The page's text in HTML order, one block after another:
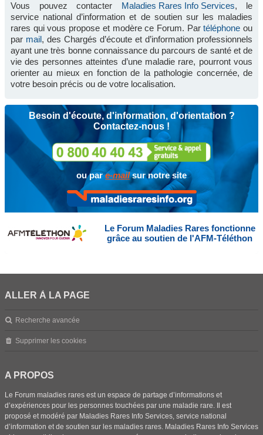
Vous pouvez contacter Maladies Rares Info Services, le
service national d’information et de soutien sur les maladies
rares qui vous propose et modère ce Forum. Partéléphone ou
par mail, des Chargés d’écoute et d’information professionnels
ayant une très bonne connaissance du parcours de santé et de
vie des personnes atteintes d’une maladie rare, pourront vous
orienter au mieux en fonction de la pathologie concernée, de
votre besoin précis ou de votre localisation.
Besoin d'écoute, d'information, d'orientation ?
Contactez-nous !
ou pare-mailsur notre site
Le Forum Maladies Rares fonctionne
grâce au soutien de l'AFM-Téléthon
ALLER À LA PAGE
Recherche avancée
Supprimer les cookies
A PROPOS
Le Forum maladies rares est un espace de partage d’informations et
d’expériences pour les personnes touchées par une maladie rare. Il est
proposé et modéré par Maladies Rares Info Services, service national
d’information et de soutien sur les maladies rares. Maladies Rares Info Services